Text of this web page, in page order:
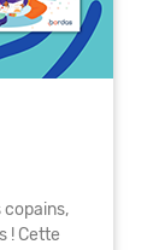
copains,
! Cette